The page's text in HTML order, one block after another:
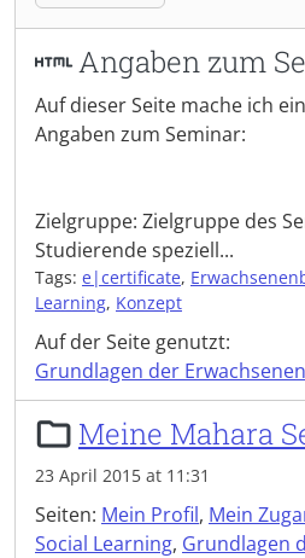
Angaben zum
Auf dieser Seite mache ich
Angaben zum Seminar:
Zielgruppe: Zielgruppe des
Studierende speziell...
Tags: e|certificate,
Learning, Konzept
Auf der Seite genutzt:
Grundlagen der
Meine Mahara
23 April 2015 at 11:31
Seiten: Mein Profil, Mein
Social Learning, Grundlagen